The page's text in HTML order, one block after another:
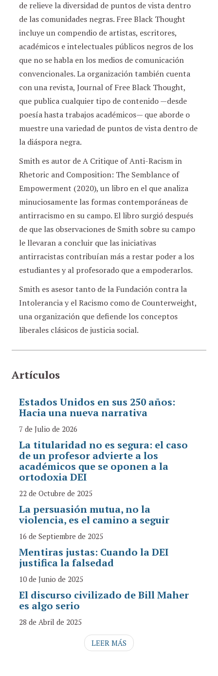
de relieve la diversidad de puntos de vista dentro
de las comunidades negras. Free Black Thought
incluye un compendio de artistas, escritores,
académicos e intelectuales públicos negros de los
que no se habla en los medios de comunicación
convencionales. La organización también cuenta
con una revista, Journal of Free Black Thought,
que publica cualquier tipo de contenido —desde
poesía hasta trabajos académicos— que aborde o
muestre una variedad de puntos de vista dentro de
la diáspora negra.
Smith es autor de A Critique of Anti-Racism in
Rhetoric and Composition: The Semblance of
Empowerment (2020), un libro en el que analiza
minuciosamente las formas contemporáneas de
antirracismo en su campo. El libro surgió después
de que las observaciones de Smith sobre su campo
le llevaran a concluir que las iniciativas
antirracistas contribuían más a restar poder a los
estudiantes y al profesorado que a empoderarlos.
Smith es asesor tanto de la Fundación contra la
Intolerancia y el Racismo como de Counterweight,
una organización que defiende los conceptos
liberales clásicos de justicia social.
Artículos
Estados Unidos en sus 250 años:
Hacia una nueva narrativa
7 de Julio de 2026
La titularidad no es segura: el caso
de un profesor advierte a los
académicos que se oponen a la
ortodoxia DEI
22 de Octubre de 2025
La persuasión mutua, no la
violencia, es el camino a seguir
16 de Septiembre de 2025
Mentiras justas: Cuando la DEI
justifica la falsedad
10 de Junio de 2025
El discurso civilizado de Bill Maher
es algo serio
28 de Abril de 2025
LEER MÁS